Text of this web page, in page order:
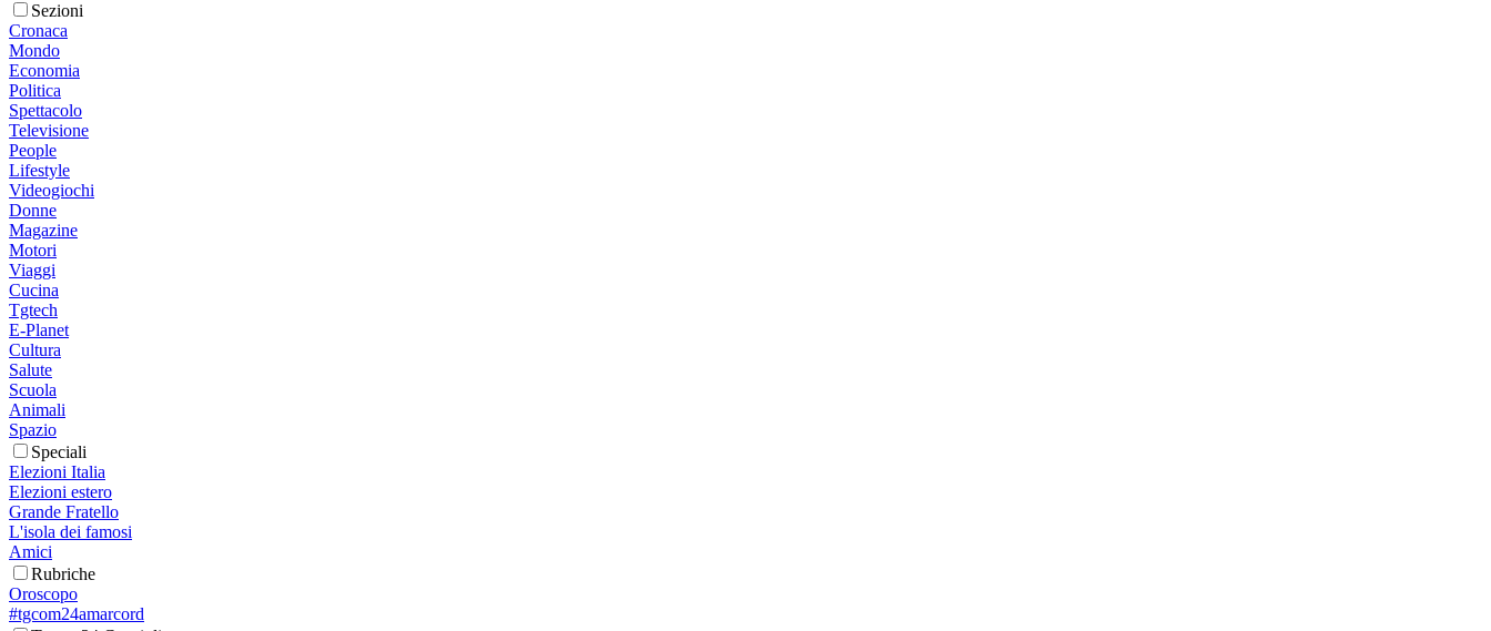
Sezioni
Cronaca
Mondo
Economia
Politica
Spettacolo
Televisione
People
Lifestyle
Videogiochi
Donne
Magazine
Motori
Viaggi
Cucina
Tgtech
E-Planet
Cultura
Salute
Scuola
Animali
Spazio
Speciali
Elezioni Italia
Elezioni estero
Grande Fratello
L'isola dei famosi
Amici
Rubriche
Oroscopo
#tgcom24amarcord